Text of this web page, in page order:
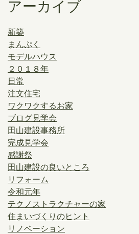
アーカイブ
新築
まんぷく
モデルハウス
２０１８年
日常
注文住宅
ワクワクするお家
ブログ見学会
田山建設事務所
完成見学会
感謝祭
田山建設の良いところ
リフォーム
令和元年
テクノストラクチャーの家
住まいづくりのヒント
リノベーション